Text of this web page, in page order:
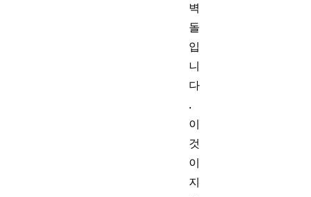
벽
돌
입
니
다
.
이
것
이
지